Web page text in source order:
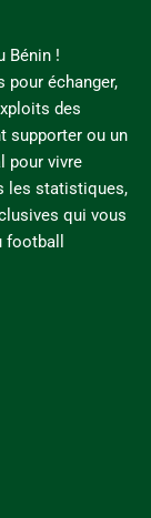
Bénin !
pour échanger,
des
supporter ou un
pour vivre
les statistiques,
qui vous